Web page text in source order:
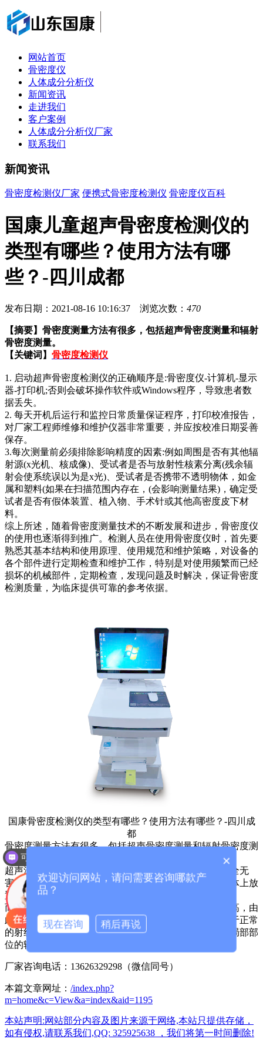
网站首页
骨密度仪
人体成分分析仪
新闻资讯
走进我们
客户案例
人体成分分析仪厂家
联系我们
新闻资讯
骨密度检测仪厂家 便携式骨密度检测仪 骨密度仪百科
国康儿童超声骨密度检测仪的
类型有哪些？使用方法有哪
些？-四川成都
发布日期：2021-08-16 10:16:37 浏览次数： 470
【摘要】 骨密度测量方法有很多，包括超声骨密度测量和辐射
骨密度测量。
【关键词】 骨密度检测仪
1. 启动超声骨密度检测仪的正确顺序是:骨密度仪-计算机-显示
器-打印机;否则会破坏操作软件或Windows程序，导致患者数
据丢失。
2. 每天开机后运行和监控日常质量保证程序，打印校准报告，
对厂家工程师维修和维护仪器非常重要，并应按校准日期妥善
保存。
3.每次测量前必须排除影响精度的因素:例如周围是否有其他辐
射源(x光机、核成像)、受试者是否与放射性核素分离(残余辐
射会使系统误以为是x光)、受试者是否携带不透明物体，如金
属和塑料(如果在扫描范围内存在，(会影响测量结果)，确定受
试者是否有假体装置、植入物、手术针或其他高密度皮下材
料。
综上所述，随着骨密度测量技术的不断发展和进步，骨密度仪
的使用也逐渐得到推广。检测人员在使用骨密度仪时，首先要
熟悉其基本结构和使用原理、使用规范和维护策略，对设备的
各个部件进行定期检查和维护工作，特别是对使用频繁而已经
损坏的机械部件，定期检查，发现问题及时解决，保证骨密度
检测质量，为临床提供可靠的参考依据。
国康骨密度检测仪的类型有哪些？使用方法有哪些？-四川成
都
骨密度测量方法有很多，包括超声骨密度测量和辐射骨密度测
量。
超声波骨密度测量的准确性相对较低，但操作简单，安全无
害，一般用于孕妇和婴儿。这是通过在你想要检查的肢体上放
置超声波探头来测量的，你可以看到骨密度的水平。
而射线照相骨密度测量对于成人使用，这种方法精度较高，由
此得出人体骨骼中准确的矿物质含量，其测量方法类似于正常
的射线照相检查方法，目的是通过射线探测仪检查人体局部部
位的辐射暴露情况，一般很快就会看到骨密度的结果。
厂家咨询电话：13626329298（微信同号）
本篇文章网址： /index.php?
m=home&c=View&a=index&aid=1195
本站声明:网站部分内容及图片来源于网络,本站只提供存储，
如有侵权,请联系我们,QQ: 325925638 ，我们将第一时间删除!
可以介绍下你们的产品么？
你们是怎么收费的呢？
×
欢迎访问网站，请问需要咨询哪款产
品？
现在咨询 稍后再说